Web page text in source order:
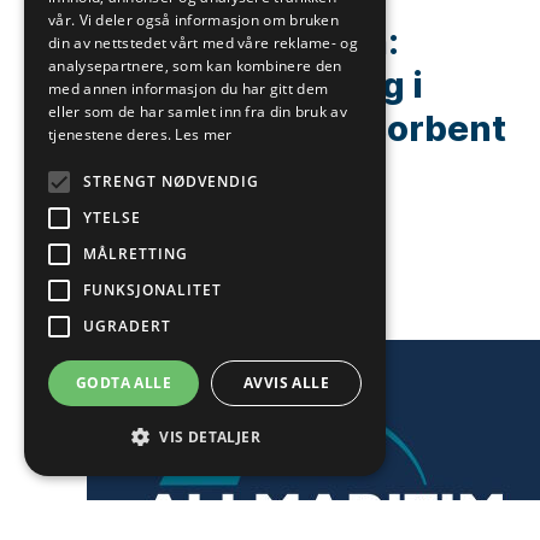
Viktig informasjon:
Midlertidig Endring i
emballasje for Absorbent
Lenser
vår. Vi deler også informasjon om bruken
din av nettstedet vårt med våre reklame- og
analysepartnere, som kan kombinere den
med annen informasjon du har gitt dem
eller som de har samlet inn fra din bruk av
tjenestene deres. Les mer
STRENGT NØDVENDIG
YTELSE
MÅLRETTING
FUNKSJONALITET
UGRADERT
GODTA ALLE AVVIS ALLE
VIS DETALJER